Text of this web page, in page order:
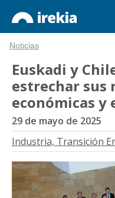
Noticias
Euskadi y
estrechar sus
económicas y
29 de mayo de 2025
Industria, Transición